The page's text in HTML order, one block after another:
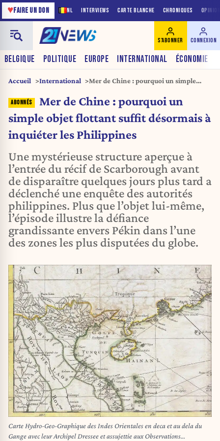
NL INTERVIEWS CARTE BLANCHE CHRONIQUES
♥FAIRE UN DON
BELGIQUE POLITIQUE EUROPE INTERNATIONAL ÉCONOMIE
S'ABONNER CONNEXION
Accueil International
Mer de Chine : pourquoi un simple
inquiéter les Philippines
Mer de Chine : pourquoi un
simple objet flottant suffit désormais à
inquiéter les Philippines
Une mystérieuse structure aperçue à
l’entrée du récif de Scarborough avant
de disparaître quelques jours plus tard a
déclenché une enquête des autorités
philippines. Plus que l’objet lui-même,
l’épisode illustre la défiance
grandissante envers Pékin dans l’une
des zones les plus disputées du globe.
Carte Hydro-Geo-Graphique des Indes Orientales en deca et au dela du
Gange avec leur Archipel Dressee et assujettie aux Observations